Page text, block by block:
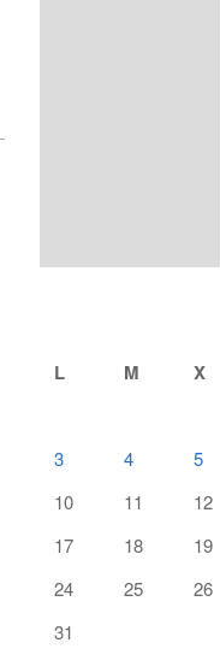
L M X
3
4 5
10
11 12
17
18 19
24
25 26
31